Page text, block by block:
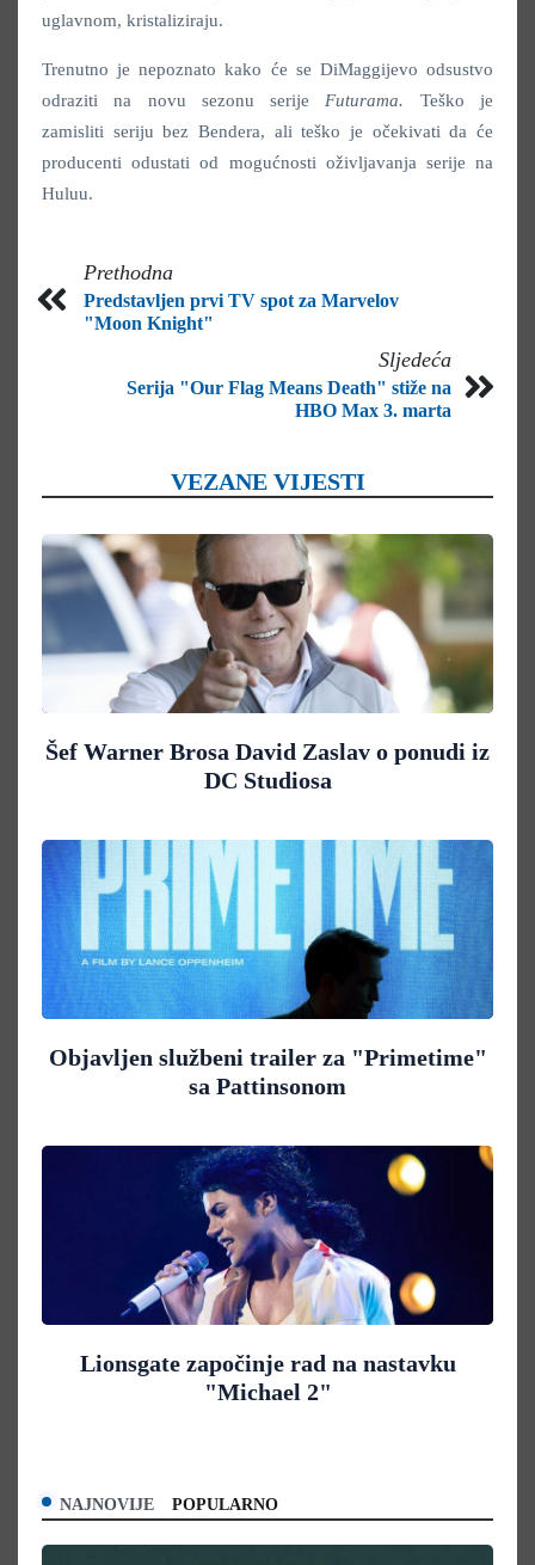
uglavnom, kristaliziraju.
Trenutno je nepoznato kako će se DiMaggijevo odsustvo
odraziti na novu sezonu serije Futurama. Teško je
zamisliti seriju bez Bendera, ali teško je očekivati da će
producenti odustati od mogućnosti oživljavanja serije na
Huluu.
Prethodna
Predstavljen prvi TV spot za Marvelov
"Moon Knight"
Sljedeća
Serija "Our Flag Means Death" stiže na
HBO Max 3. marta
VEZANE VIJESTI
Šef Warner Brosa David Zaslav o ponudi iz
DC Studiosa
Objavljen službeni trailer za "Primetime"
sa Pattinsonom
Lionsgate započinje rad na nastavku
"Michael 2"
NAJNOVIJE POPULARNO